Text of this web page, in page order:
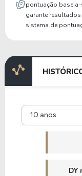
pontuação
garante
sistema de
10 anos
DY